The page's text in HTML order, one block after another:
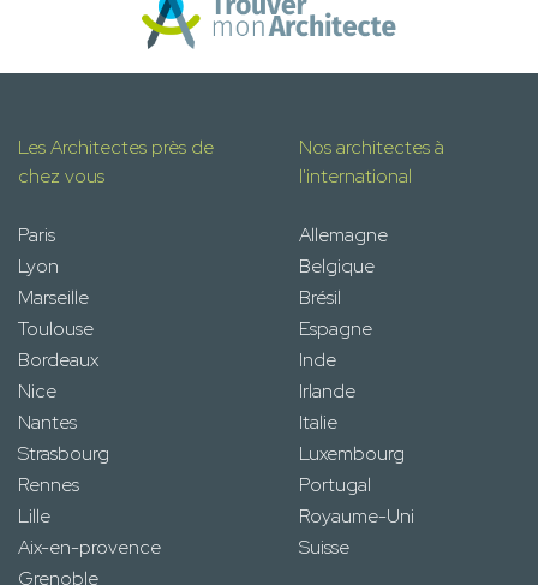
Les Architectes près de
chez vous
Paris
Lyon
Marseille
Toulouse
Bordeaux
Nice
Nantes
Strasbourg
Rennes
Lille
Aix-en-provence
Grenoble
Nos architectes à
l'international
Allemagne
Belgique
Brésil
Espagne
Inde
Irlande
Italie
Luxembourg
Portugal
Royaume-Uni
Suisse